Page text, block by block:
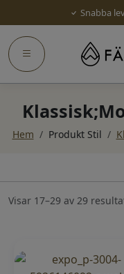
Snabba
Hem / Produkt Stil /
Visar 17–29 av 29